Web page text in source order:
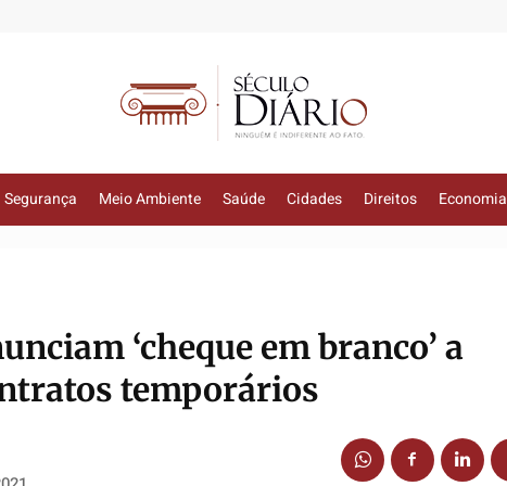
Segurança Meio Ambiente Saúde Cidades Direitos Economia
‘cheque em branco’ a
temporários